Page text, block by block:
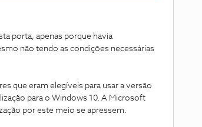
porta, apenas porque havia
não tendo as condições necessárias
que eram elegíveis para usar a versão
para o Windows 10. A Microsoft
por este meio se apressem.